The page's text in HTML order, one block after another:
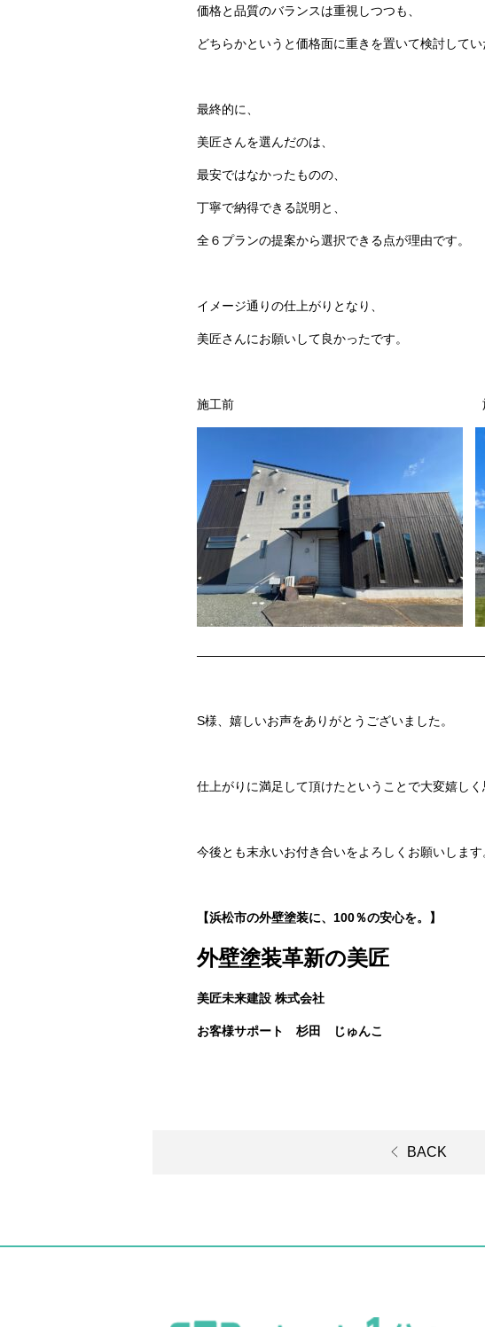
価格と品質のバランスは重視しつつも、
どちらかというと価格面に重きを置いて検討してい
最終的に、
美匠さんを選んだのは、
最安ではなかったものの、
丁寧で納得できる説明と、
全６プランの提案から選択できる点が理由です。
イメージ通りの仕上がりとなり、
美匠さんにお願いして良かったです。
施工前 施工
S様、嬉しいお声をありがとうございました。
仕上がりに満足して頂けたということで大変嬉しく
今後とも末永いお付き合いをよろしくお願いします
【浜松市の外壁塗装に、100％の安心を。】
外壁塗装革新の美匠
美匠未来建設 株式会社
お客様サポート 杉田 じゅんこ
BACK